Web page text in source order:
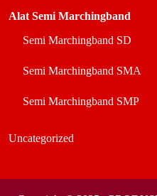
Alat Semi Marchingband
Semi Marchingband SD
Semi Marchingband SMA
Semi Marchingband SMP
Uncategorized